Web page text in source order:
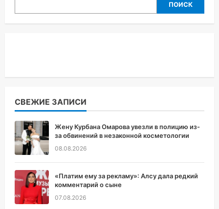
ПОИСК
СВЕЖИЕ ЗАПИСИ
Жену Курбана Омарова увезли в полицию из-
за обвинений в незаконной косметологии
08.08.2026
«Платим ему за рекламу»: Алсу дала редкий
комментарий о сыне
07.08.2026